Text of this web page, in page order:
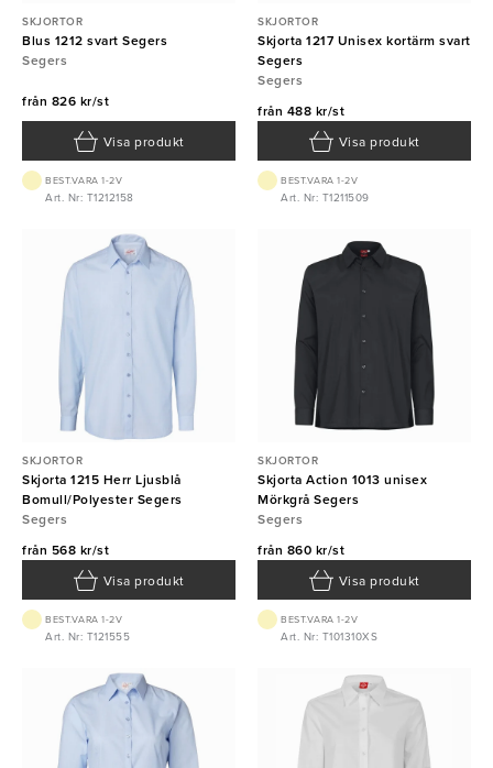
SKJORTOR
Blus 1212 svart Segers
Segers
från 826 kr/st
Visa produkt
BEST.VARA 1-2V
Art. Nr: T1212158
SKJORTOR
Skjorta 1217 Unisex kortärm svart
Segers
Segers
från 488 kr/st
Visa produkt
BEST.VARA 1-2V
Art. Nr: T1211509
SKJORTOR
Skjorta 1215 Herr Ljusblå
Bomull/Polyester Segers
Segers
från 568 kr/st
Visa produkt
BEST.VARA 1-2V
Art. Nr: T121555
SKJORTOR
Skjorta Action 1013 unisex
Mörkgrå Segers
Segers
från 860 kr/st
Visa produkt
BEST.VARA 1-2V
Art. Nr: T101310XS